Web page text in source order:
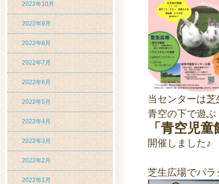
2022年10月
2022年9月
2022年8月
2022年7月
2022年6月
2022年5月
2022年4月
2022年3月
2022年2月
2022年1月
当センターは芝
青空の下で遊ぶ
「青空児
開催しました♪
芝生広場でパ